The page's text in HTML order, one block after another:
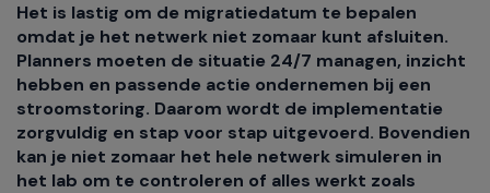
Het is lastig om de migratiedatum te bepalen
omdat je het netwerk niet zomaar kunt afsluiten.
Planners moeten de situatie 24/7 managen, inzicht
hebben en passende actie ondernemen bij een
stroomstoring. Daarom wordt de implementatie
zorgvuldig en stap voor stap uitgevoerd. Bovendien
kan je niet zomaar het hele netwerk simuleren in
het lab om te controleren of alles werkt zoals